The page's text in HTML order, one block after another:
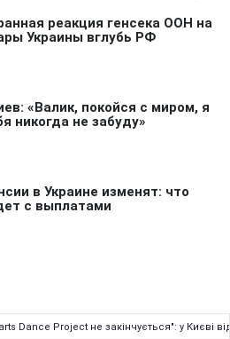
Dance Project не закінчується": у Києві